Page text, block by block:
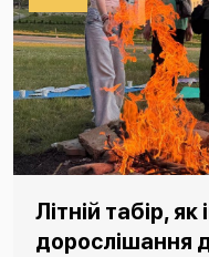
Літній табір,
дорослішання